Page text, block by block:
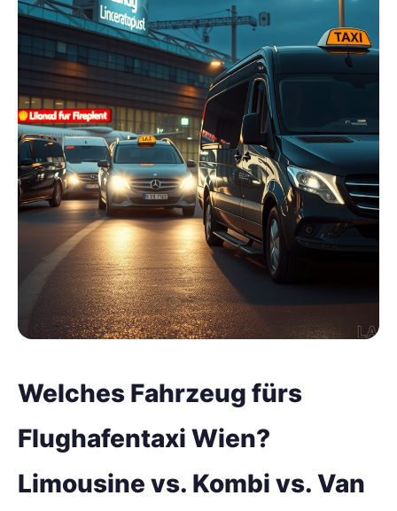
Welches Fahrzeug fürs
Flughafentaxi Wien?
Limousine vs. Kombi vs. Van